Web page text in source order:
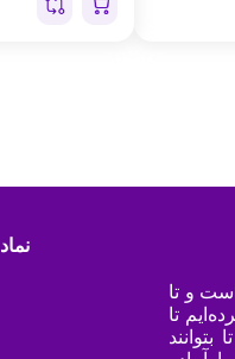
شکل گرفت است و تا
تا
بتوانند